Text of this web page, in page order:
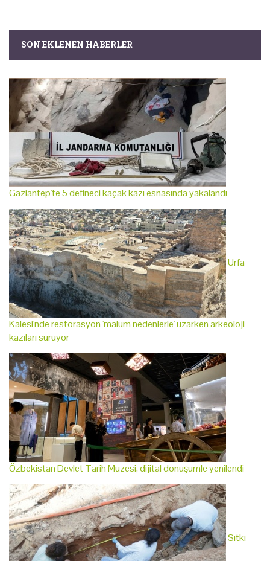
SON EKLENEN HABERLER
Gaziantep'te 5 defineci kaçak kazı esnasında yakalandı
Urfa
Kalesi'nde restorasyon 'malum nedenlerle' uzarken arkeoloji
kazıları sürüyor
Özbekistan Devlet Tarih Müzesi, dijital dönüşümle yenilendi
Sıtkı